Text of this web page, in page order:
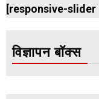
[responsive-slider
विज्ञापन बॉक्स